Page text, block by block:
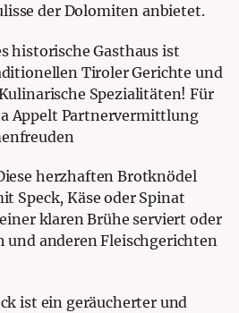
der Dolomiten anbietet.
historische Gasthaus ist
Tiroler Gerichte und
Spezialitäten! Für
Appelt Partnervermittlung
herzhaften Brotknödel
Speck, Käse oder Spinat
klaren Brühe serviert oder
und anderen Fleischgerichten
ist ein geräucherter und